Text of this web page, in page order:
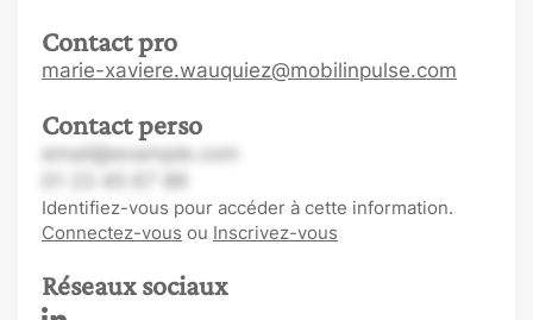
Contact pro
marie-xaviere.wauquiez@mobilinpulse.com
Contact perso
email@example.com
Identifiez-vous pour accéder à cette information.
Connectez-vous ou Inscrivez-vous
Réseaux sociaux